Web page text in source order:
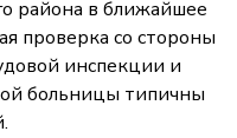
района в ближайшее
проверка со стороны
инспекции и
больницы типичны